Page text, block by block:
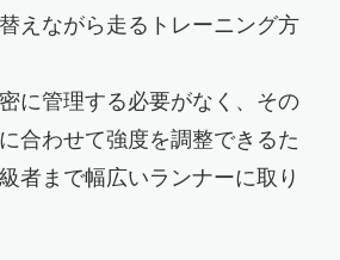
えながら走るトレーニング方
に管理する必要がなく、その
合わせて強度を調整できるた
者まで幅広いランナーに取り